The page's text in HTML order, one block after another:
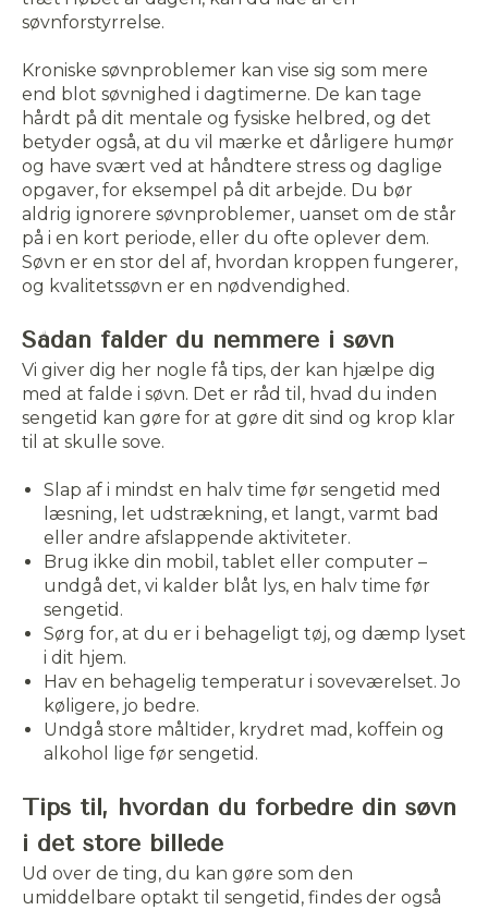
Accepter
søvnforstyrrelse.
Kroniske søvnproblemer kan vise sig som mere
end blot søvnighed i dagtimerne. De kan tage
hårdt på dit mentale og fysiske helbred, og det
betyder også, at du vil mærke et dårligere humør
og have svært ved at håndtere stress og daglige
opgaver, for eksempel på dit arbejde. Du bør
aldrig ignorere søvnproblemer, uanset om de står
på i en kort periode, eller du ofte oplever dem.
Søvn er en stor del af, hvordan kroppen fungerer,
og kvalitetssøvn er en nødvendighed.
Sådan falder du nemmere i søvn
Vi giver dig her nogle få tips, der kan hjælpe dig
med at falde i søvn. Det er råd til, hvad du inden
sengetid kan gøre for at gøre dit sind og krop klar
til at skulle sove.
Slap af i mindst en halv time før sengetid med
læsning, let udstrækning, et langt, varmt bad
eller andre afslappende aktiviteter.
Brug ikke din mobil, tablet eller computer –
undgå det, vi kalder blåt lys, en halv time før
sengetid.
Sørg for, at du er i behageligt tøj, og dæmp lyset
i dit hjem.
Hav en behagelig temperatur i soveværelset. Jo
køligere, jo bedre.
Undgå store måltider, krydret mad, koffein og
alkohol lige før sengetid.
Tips til, hvordan du forbedre din søvn
i det store billede
Ud over de ting, du kan gøre som den
umiddelbare optakt til sengetid, findes der også